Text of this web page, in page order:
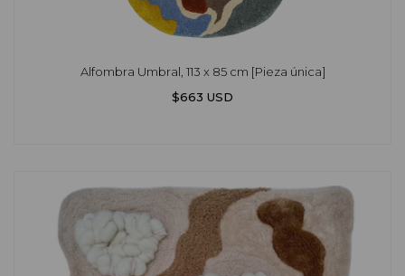
Alfombra Umbral, 113 x 85 cm [Pieza única]
$663 USD